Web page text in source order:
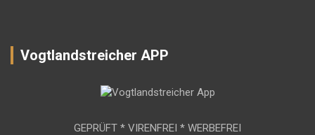
Vogtlandstreicher APP
GEPRÜFT * VIRENFREI * WERBEFREI